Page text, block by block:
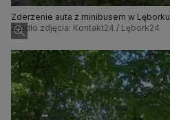
Zderzenie auta z minibusem w Lęborku
Źródło zdjęcia: Kontakt24 / Lębork24